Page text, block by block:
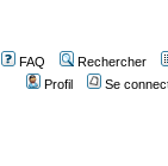
FAQ
Rechercher
Profil
Se